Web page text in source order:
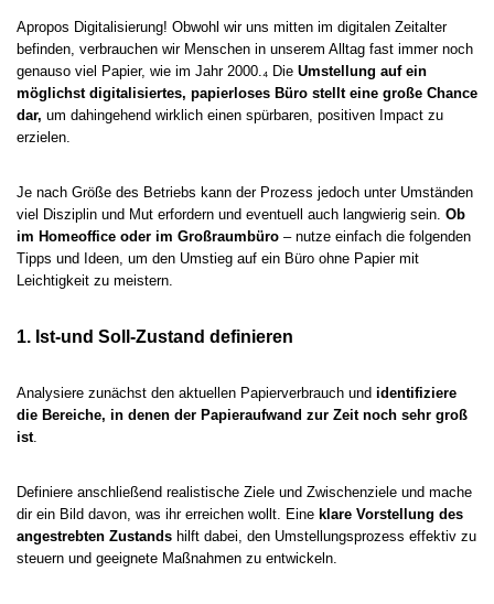
Apropos Digitalisierung! Obwohl wir uns mitten im digitalen Zeitalter
befinden, verbrauchen wir Menschen in unserem Alltag fast immer noch
genauso viel Papier, wie im Jahr 2000.₄ Die Umstellung auf ein
möglichst digitalisiertes, papierloses Büro stellt eine große Chance
dar, um dahingehend wirklich einen spürbaren, positiven Impact zu
erzielen.
Je nach Größe des Betriebs kann der Prozess jedoch unter Umständen
viel Disziplin und Mut erfordern und eventuell auch langwierig sein. Ob
im Homeoffice oder im Großraumbüro – nutze einfach die folgenden
Tipps und Ideen, um den Umstieg auf ein Büro ohne Papier mit
Leichtigkeit zu meistern.
1. Ist-und Soll-Zustand definieren
Analysiere zunächst den aktuellen Papierverbrauch und identifiziere
die Bereiche, in denen der Papieraufwand zur Zeit noch sehr groß
ist.
Definiere anschließend realistische Ziele und Zwischenziele und mache
dir ein Bild davon, was ihr erreichen wollt. Eine klare Vorstellung des
angestrebten Zustands hilft dabei, den Umstellungsprozess effektiv zu
steuern und geeignete Maßnahmen zu entwickeln.